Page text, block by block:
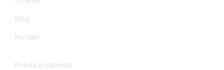
Blog
Kontakt
Pravila privatnosti